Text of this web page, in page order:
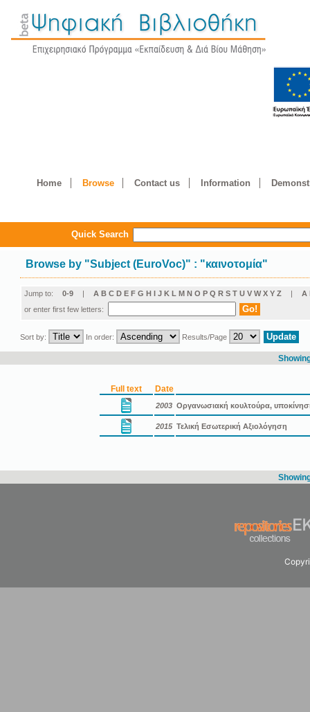
Home Browse Contact us Information
Quick Search
Browse by "Subject (EuroVoc)" : "καινοτομία"
Jump to: 0-9 | A B C D E F G H I J K L M N O P Q R S T U V W X Y Z | Α
or enter first few letters:
Sort by: In order: Results/Page
Full text Date
2003 Οργανωσιακή κουλτούρα,
2015 Τελική Εσωτερική Αξιολόγηση